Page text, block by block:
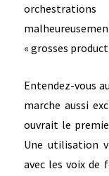
« grosses
Entendez-vous
marche aussi
ouvrait le
Une utilisation
avec les voix de